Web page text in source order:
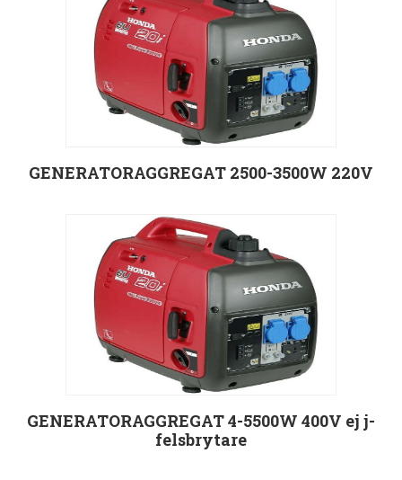
Välj alternativ
GENERATORAGGREGAT 2500-3500W 220V
Välj alternativ
GENERATORAGGREGAT 4-5500W 400V ej j-
felsbrytare